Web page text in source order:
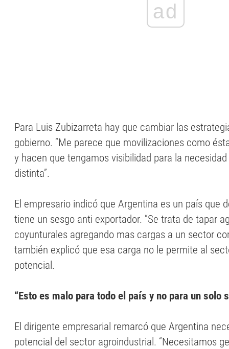
ad
Para Luis Zubizarreta hay que cambiar las
gobierno. “Me parece que movilizaciones como
y hacen que tengamos visibilidad para la
distinta”.
El empresario indicó que Argentina es un país que
tiene un sesgo anti exportador. “Se trata de tapar
coyunturales agregando mas cargas a un sector
también explicó que esa carga no le permite al
potencial.
“Esto es malo para todo el país y no para un solo
El dirigente empresarial remarcó que Argentina
potencial del sector agroindustrial. “Necesitamos